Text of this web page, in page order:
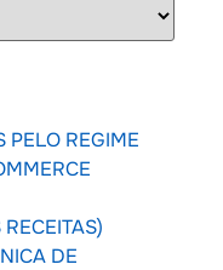
PELO REGIME
DE